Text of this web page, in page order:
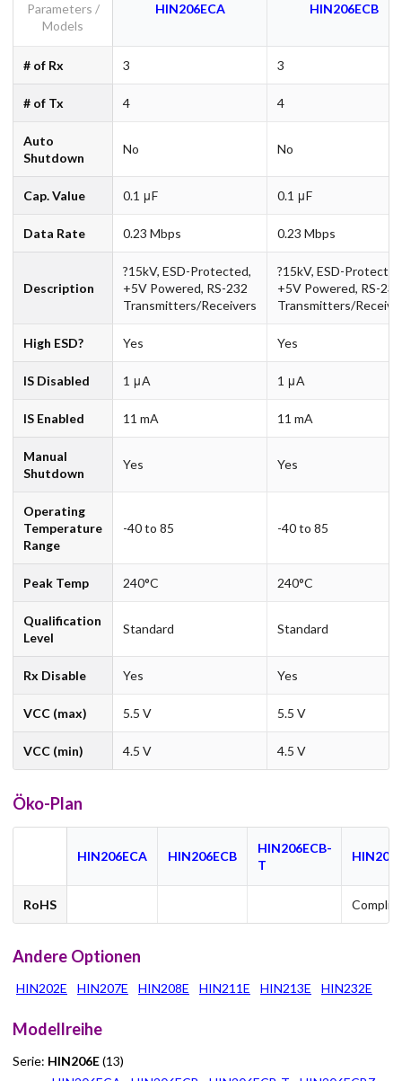
Parameters /
Models
HIN206ECA HIN206ECB
# of Rx 3 3
# of Tx 4 4
Auto
Shutdown
No No
Cap. Value 0.1 μF 0.1 μF
Data Rate 0.23 Mbps 0.23 Mbps
Description
?15kV, ESD-Protected,
+5V Powered, RS-232
Transmitters/Receivers
?15kV, ESD-
+5V Powered, RS-232
Transmitters/
High ESD? Yes Yes
IS Disabled 1 μA 1 μA
IS Enabled 11 mA 11 mA
Manual
Shutdown
Yes Yes
Operating
Temperature
Range
-40 to 85 -40 to 85
Peak Temp 240°C 240°C
Qualification
Level
Standard Standard
Rx Disable Yes Yes
VCC (max) 5.5 V 5.5 V
VCC (min) 4.5 V 4.5 V
Öko-Plan
HIN206ECA HIN206ECB
HIN206ECB-
T
RoHS
Andere Optionen
HIN202E HIN207E HIN208E HIN211E HIN213E HIN232E
Modellreihe
Serie: HIN206E(13)